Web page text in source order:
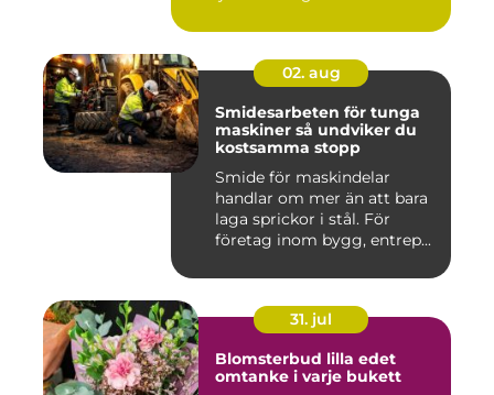
02. aug
Smidesarbeten för tunga
maskiner så undviker du
kostsamma stopp
Smide för maskindelar
handlar om mer än att bara
laga sprickor i stål. För
företag inom bygg, entrep...
31. jul
Blomsterbud lilla edet
omtanke i varje bukett